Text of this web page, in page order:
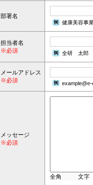
部署名
健康美容事
担当者名
※必須
全研 太郎
メールアドレス
※必須
メッセージ
※必須
全角 文字